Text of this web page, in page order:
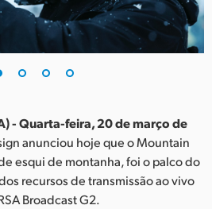
- Quarta-feira, 20 de março de
anunciou hoje que o Mountain
esqui de montanha, foi o palco do
recursos de transmissão ao vivo
Broadcast G2.